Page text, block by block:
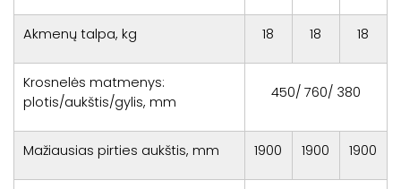
Akmenų talpa, kg 18 18 18
Krosnelės matmenys:
plotis/aukštis/gylis, mm
450/ 760/ 380
Mažiausias pirties aukštis, mm 1900 1900 1900